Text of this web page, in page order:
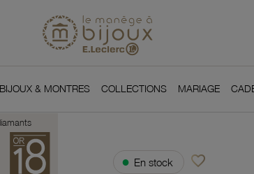
BIJOUX & MONTRES COLLECTIONS MARIAGE
● En stock favorite_borderAjouter à vos